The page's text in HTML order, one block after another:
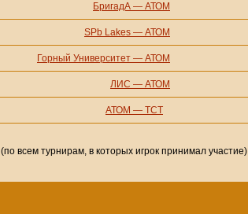
БригадА — АТОМ
SPb Lakes — АТОМ
Горный Университет — АТОМ
ЛИС — АТОМ
АТОМ — ТСТ
(по всем турнирам, в которых игрок принимал участие)